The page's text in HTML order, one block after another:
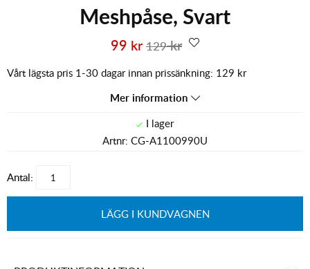
Meshpåse, Svart
129kr
99 kr
Vårt lägsta pris 1-30 dagar innan prissänkning: 129 kr
Mer information
Artnr: CG-A1100990U
Antal:
LÄGG I KUNDVAGNEN